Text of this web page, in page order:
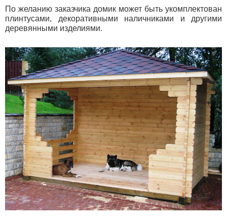
По желанию заказчика домик может быть укомплектован
плинтусами, декоративными наличниками и другими
деревянными изделиями.